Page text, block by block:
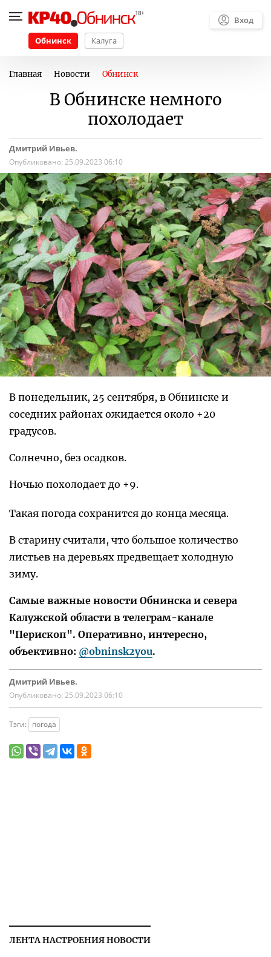
Обнинск Калуга
Вход
Главная Новости Обнинск
В Обнинске немного
похолодает
Дмитрий Ивьев.
Опубликовано: 25.09.2023 06:10
В понедельник, 25 сентября, в Обнинске и
соседних районах ожидается около +20
градусов.
Солнечно, без осадков.
Ночью похолодает до +9.
Такая погода сохранится до конца месяца.
В старину считали, что большое количество
листьев на деревьях предвещает холодную
зиму.
Самые важные новости Обнинска и севера
Калужской области в телеграм-канале
"Перископ". Оперативно, интересно,
объективно: @obninsk2you.
Дмитрий Ивьев.
Опубликовано: 25.09.2023 06:10
Тэги: погода
ЛЕНТА НАСТРОЕНИЯ НОВОСТИ